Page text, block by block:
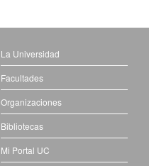
La Universidad
Facultades
Organizaciones
Bibliotecas
Mi Portal UC